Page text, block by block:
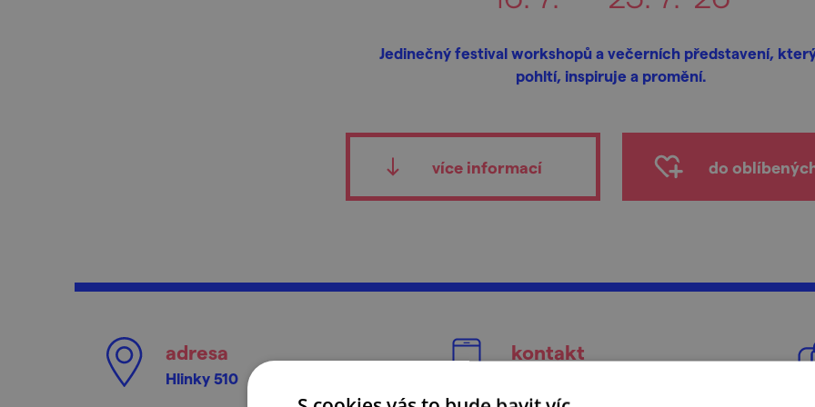
Jedinečný festival workshopů a večerních představení,
pohltí, inspiruje a promění.
více informací do
adresa
Hlinky 510
kontakt